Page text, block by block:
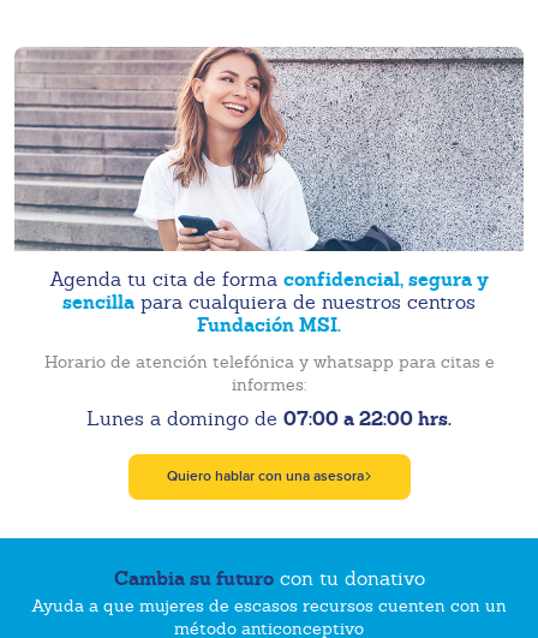
Agenda tu cita de forma confidencial, segura y
sencilla para cualquiera de nuestros centros
Fundación MSI.
Horario de atención telefónica y whatsapp para citas e
informes:
Lunes a domingo de 07:00 a 22:00 hrs.
Quiero hablar con una asesora
Cambia su futurocon tu donativo
Ayuda a que mujeres de escasos recursos cuenten con un
método anticonceptivo